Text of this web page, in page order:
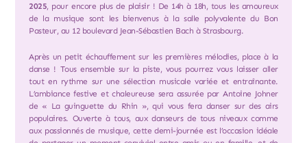
2025, pour encore plus de plaisir ! De 14h à 18h, tous les amoureux
de la musique sont les bienvenus à la salle polyvalente du Bon
Pasteur, au 12 boulevard Jean-Sébastien Bach à Strasbourg.
Après un petit échauffement sur les premières mélodies, place à la
danse ! Tous ensemble sur la piste, vous pourrez vous laisser aller
tout en rythme sur une sélection musicale variée et entraînante.
L’ambiance festive et chaleureuse sera assurée par Antoine Johner
de « La guinguette du Rhin », qui vous fera danser sur des airs
populaires. Ouverte à tous, aux danseurs de tous niveaux comme
aux passionnés de musique, cette demi-journée est l’occasion idéale